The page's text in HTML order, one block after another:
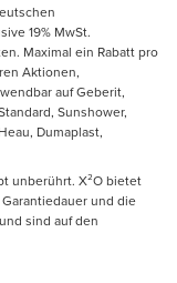
19% MwSt.
Maximal ein Rabatt pro
Aktionen,
auf Geberit,
Sunshower,
Dumaplast,
unberührt. X²O bietet
und die
sind auf den